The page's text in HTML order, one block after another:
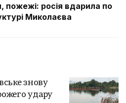
пожежі: росія вдарила по
Миколаєва
знову
удару